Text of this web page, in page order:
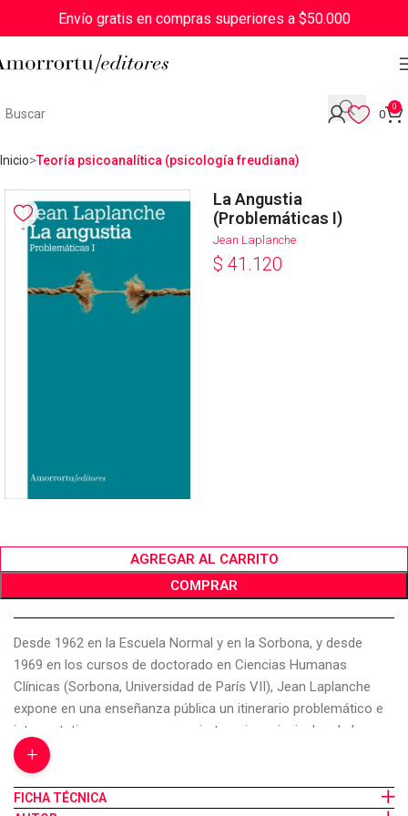
Envío gratis en compras superiores a $50.000
0
0
Inicio Teoría psicoanalítica (psicología freudiana)
La Angustia
(Problemáticas I)
Jean Laplanche
$ 41.120
AGREGAR AL CARRITO
COMPRAR
Desde 1962 en la Escuela Normal y en la Sorbona, y desde
1969 en los cursos de doctorado en Ciencias Humanas
Clínicas (Sorbona, Universidad de París VII), Jean Laplanche
expone en una enseñanza pública un itinerario problemático e
interpretativo que avanza por ciertos ejes principales de la
teoría psicoanalítica. Con el título general de Problemáticas,
estos cursos se recopilan a partir de los años 1970-71. El texto
pronunciado no ha sufrido más que las modificaciones a que
+
FICHA TÉCNICA